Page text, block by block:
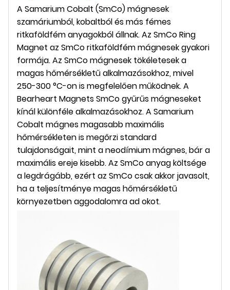
A Samarium Cobalt (SmCo) mágnesek
szamáriumból, kobaltból és más fémes
ritkaföldfém anyagokból állnak. Az SmCo Ring
Magnet az SmCo ritkaföldfém mágnesek gyakori
formája. Az SmCo mágnesek tökéletesek a
magas hőmérsékletű alkalmazásokhoz, mivel
250-300 °C-on is megfelelően működnek. A
Bearheart Magnets SmCo gyűrűs mágneseket
kínál különféle alkalmazásokhoz. A Samarium
Cobalt mágnes magasabb maximális
hőmérsékleten is megőrzi standard
tulajdonságait, mint a neodímium mágnes, bár a
maximális ereje kisebb. Az SmCo anyag költsége
a legdrágább, ezért az SmCo csak akkor javasolt,
ha a teljesítménye magas hőmérsékletű
környezetben aggodalomra ad okot.